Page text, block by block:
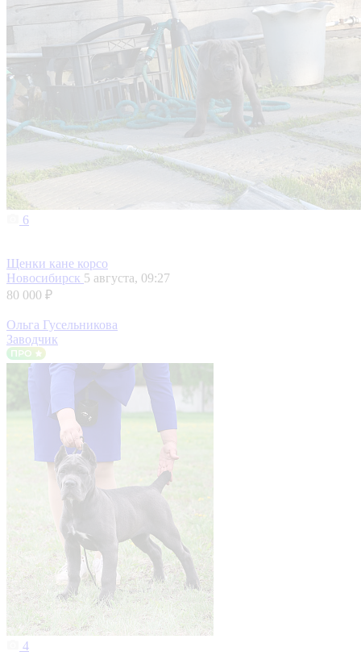
6
Щенки кане корсо
Новосибирск 5 августа, 09:27
80 000 ₽
Ольга Гусельникова
Заводчик
4